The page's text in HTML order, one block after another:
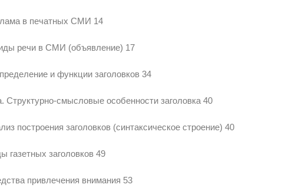
в печатных СМИ 14
речи в СМИ (объявление) 17
и функции заголовков 34
Структурно-смысловые особенности заголовка 40
построения заголовков (синтаксическое строение) 40
газетных заголовков 49
привлечения внимания 53